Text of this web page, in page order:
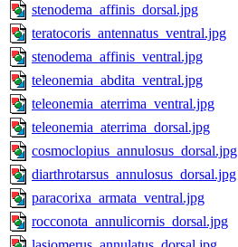
stenodema_affinis_dorsal.jpg
teratocoris_antennatus_ventral.jpg
stenodema_affinis_ventral.jpg
teleonemia_abdita_ventral.jpg
teleonemia_aterrima_ventral.jpg
teleonemia_aterrima_dorsal.jpg
cosmoclopius_annulosus_dorsal.jpg
diarthrotarsus_annulosus_dorsal.jpg
paracorixa_armata_ventral.jpg
rocconota_annulicornis_dorsal.jpg